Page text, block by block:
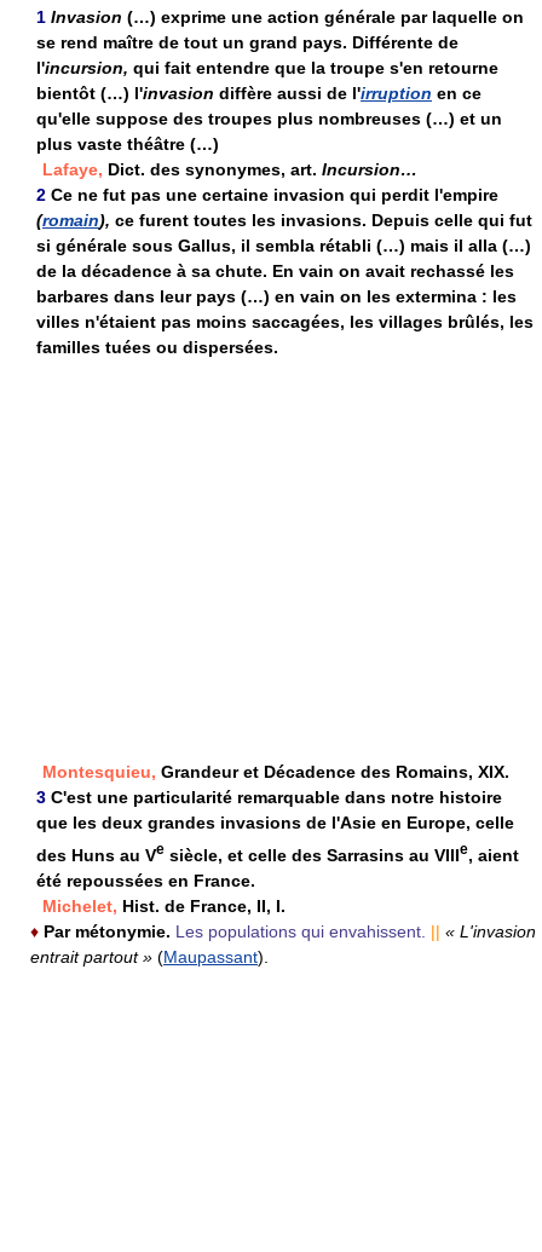
1 Invasion (…) exprime une action générale par laquelle on
se rend maître de tout un grand pays. Différente de
l'incursion, qui fait entendre que la troupe s'en retourne
bientôt (…) l'invasion diffère aussi de l'irruption en ce
qu'elle suppose des troupes plus nombreuses (…) et un
plus vaste théâtre (…)
Lafaye, Dict. des synonymes, art. Incursion…
2 Ce ne fut pas une certaine invasion qui perdit l'empire
(romain), ce furent toutes les invasions. Depuis celle qui fut
si générale sous Gallus, il sembla rétabli (…) mais il alla (…)
de la décadence à sa chute. En vain on avait rechassé les
barbares dans leur pays (…) en vain on les extermina : les
villes n'étaient pas moins saccagées, les villages brûlés, les
familles tuées ou dispersées.
Montesquieu, Grandeur et Décadence des Romains, XIX.
3 C'est une particularité remarquable dans notre histoire
que les deux grandes invasions de l'Asie en Europe, celle
des Huns au Ve siècle, et celle des Sarrasins au VIIIe, aient
été repoussées en France.
Michelet, Hist. de France, II, I.
♦ Par métonymie. Les populations qui envahissent. || « L'invasion
entrait partout » (Maupassant).